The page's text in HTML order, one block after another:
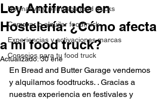
Normativa y permisos food trucks
Comprar o alquilar foodtruck
Experiencias y activaciones marcas
Consejos para tu food truck
Ley Antifraude en
Hostelería: ¿Cómo afecta
a mi food truck?
Actualizado:30 ene
En Bread and Butter Garage vendemos
y alquilamos foodtrucks. . Gracias a
nuestra experiencia en festivales y